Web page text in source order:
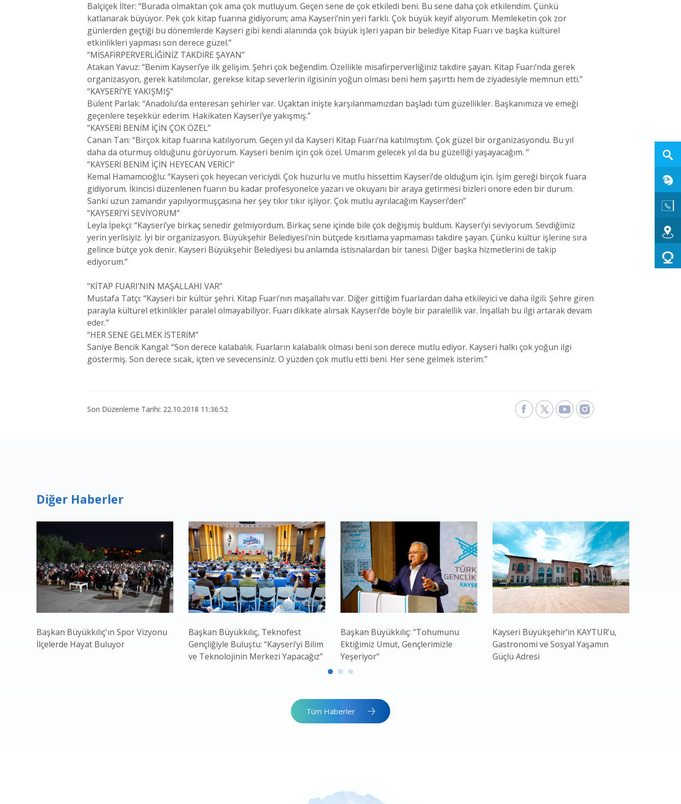
Balçiçek İlter: “Burada olmaktan çok ama çok mutluyum. Geçen sene de çok etkiledi beni. Bu sene daha çok etkilendim. Çünkü
katlanarak büyüyor. Pek çok kitap fuarına gidiyorum; ama Kayseri’nin yeri farklı. Çok büyük keyif alıyorum. Memleketin çok zor
günlerden geçtiği bu dönemlerde Kayseri gibi kendi alanında çok büyük işleri yapan bir belediye Kitap Fuarı ve başka kültürel
etkinlikleri yapması son derece güzel.”
“MİSAFİRPERVERLİĞİNİZ TAKDİRE ŞAYAN”
Atakan Yavuz: “Benim Kayseri’ye ilk gelişim. Şehri çok beğendim. Özellikle misafirperverliğiniz takdire şayan. Kitap Fuarı’nda gerek
organizasyon, gerek katılımcılar, gerekse kitap severlerin ilgisinin yoğun olması beni hem şaşırttı hem de ziyadesiyle memnun etti.”
“KAYSERİ’YE YAKIŞMIŞ”
Bülent Parlak: “Anadolu’da enteresan şehirler var. Uçaktan inişte karşılanmamızdan başladı tüm güzellikler. Başkanımıza ve emeği
geçenlere teşekkür ederim. Hakikaten Kayseri’ye yakışmış.”
“KAYSERİ BENİM İÇİN ÇOK ÖZEL”
Canan Tan: “Birçok kitap fuarına katılıyorum. Geçen yıl da Kayseri Kitap Fuarı’na katılmıştım. Çok güzel bir organizasyondu. Bu yıl
daha da oturmuş olduğunu görüyorum. Kayseri benim için çok özel. Umarım gelecek yıl da bu güzelliği yaşayacağım. “
“KAYSERİ BENİM İÇİN HEYECAN VERİCİ”
Kemal Hamamcıoğlu: “Kayseri çok heyecan vericiydi. Çok huzurlu ve mutlu hissettim Kayseri’de olduğum için. İşim gereği birçok fuara
gidiyorum. İkincisi düzenlenen fuarın bu kadar profesyonelce yazarı ve okuyanı bir araya getirmesi bizleri onore eden bir durum.
Sanki uzun zamandır yapılıyormuşçasına her şey tıkır tıkır işliyor. Çok mutlu ayrılacağım Kayseri’den”
“KAYSERİ’Yİ SEVİYORUM”
Leyla İpekçi: “Kayseri’ye birkaç senedir gelmiyordum. Birkaç sene içinde bile çok değişmiş buldum. Kayseri’yi seviyorum. Sevdiğimiz
yerin yerlisiyiz. İyi bir organizasyon. Büyükşehir Belediyesi’nin bütçede kısıtlama yapmaması takdire şayan. Çünkü kültür işlerine sıra
gelince bütçe yok denir. Kayseri Büyükşehir Belediyesi bu anlamda istisnalardan bir tanesi. Diğer başka hizmetlerini de takip
ediyorum.”
“KİTAP FUARI’NIN MAŞALLAHI VAR”
Mustafa Tatçı: “Kayseri bir kültür şehri. Kitap Fuarı’nın maşallahı var. Diğer gittiğim fuarlardan daha etkileyici ve daha ilgili. Şehre giren
parayla kültürel etkinlikler paralel olmayabiliyor. Fuarı dikkate alırsak Kayseri’de böyle bir paralellik var. İnşallah bu ilgi artarak devam
eder.”
“HER SENE GELMEK İSTERİM”
Saniye Bencik Kangal: “Son derece kalabalık. Fuarların kalabalık olması beni son derece mutlu ediyor. Kayseri halkı çok yoğun ilgi
göstermiş. Son derece sıcak, içten ve sevecensiniz. O yüzden çok mutlu etti beni. Her sene gelmek isterim.”
Son Düzenleme Tarihi: 22.10.2018 11:36:52
Diğer Haberler
Başkan Büyükkılıç'ın Spor Vizyonu
İlçelerde Hayat Buluyor
Başkan Büyükkılıç, Teknofest
Gençliğiyle Buluştu: “Kayseri’yi Bilim
ve Teknolojinin Merkezi Yapacağız”
Başkan Büyükkılıç: "Tohumunu
Ektiğimiz Umut, Gençlerimizle
Yeşeriyor"
Kayseri Büyükşehir’in KAYTUR’u,
Gastronomi ve Sosyal Yaşamın
Güçlü Adresi
Tüm Haberler